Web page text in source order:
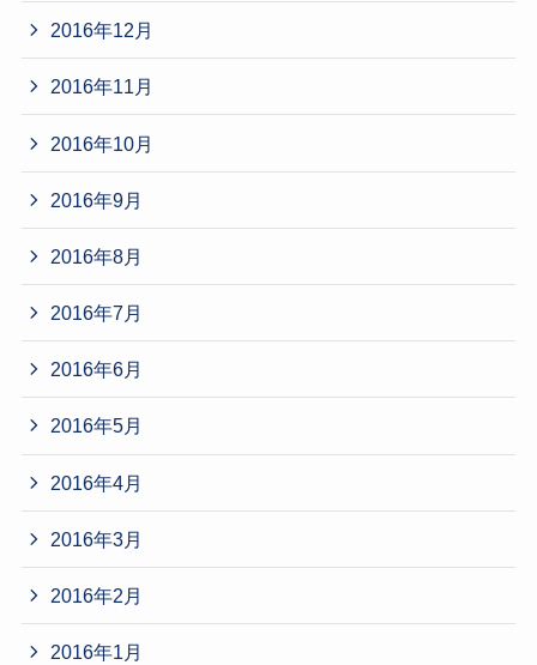
2016年12月
2016年11月
2016年10月
2016年9月
2016年8月
2016年7月
2016年6月
2016年5月
2016年4月
2016年3月
2016年2月
2016年1月